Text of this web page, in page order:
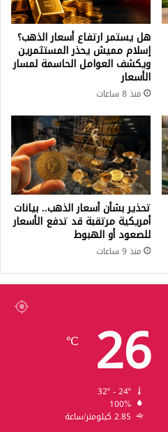
هل يستمر ارتفاع أسعار الذهب؟
إسلام مميش يحذر المستثمرين
ويكشف العوامل الحاسمة لمسار
الأسعار
منذ 8 ساعات
تحذير بشأن أسعار الذهب.. بيانات
أمريكية مرتقبة قد تدفع الأسعار
للصعود أو الهبوط
منذ 9 ساعات
26
℃
100%
2.85 كيلومتر/ساعة